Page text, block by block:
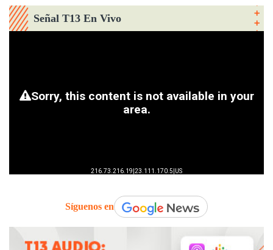
Señal T13 En Vivo
Síguenos en